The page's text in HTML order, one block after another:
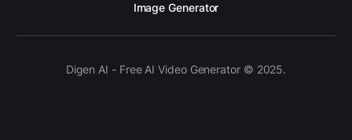
Image Generator
Digen AI - Free AI Video Generator © 2025.